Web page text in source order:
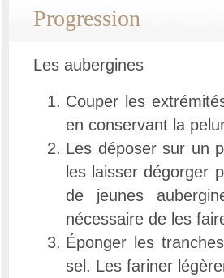
Progression
Les aubergines
Couper les
en conservant la
Les déposer sur un
les laisser dégorger
de jeunes
nécessaire de les
Éponger les
sel. Les fariner